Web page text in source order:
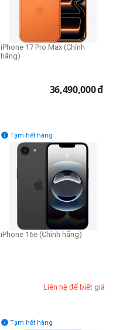
iPhone 17 Pro Max (Chính
hãng)
36,490,000đ
Tạm hết hàng

iPhone 16e (Chính hãng)
Liên hệ để biết giá
Tạm hết hàng
